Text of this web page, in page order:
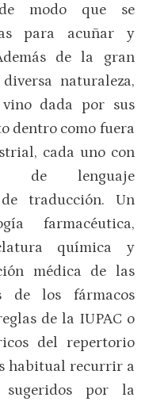
modo que se
para acuñar y
de la gran
naturaleza,
dada por sus
dentro como fuera
cada uno con
de lenguaje
traducción. Un
farmacéutica,
química y
médica de las
de los fármacos
de la IUPAC o
del repertorio
habitual recurrir a
por la